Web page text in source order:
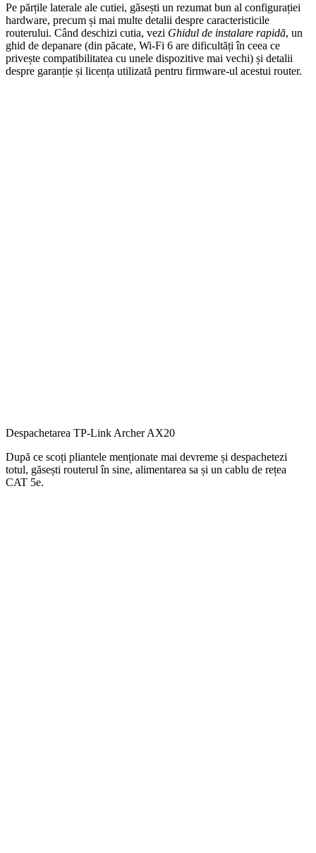
Pe părțile laterale ale cutiei, găsești un rezumat bun al configurației
hardware, precum și mai multe detalii despre caracteristicile
routerului. Când deschizi cutia, vezi Ghidul de instalare rapidă, un
ghid de depanare (din păcate, Wi-Fi 6 are dificultăți în ceea ce
privește compatibilitatea cu unele dispozitive mai vechi) și detalii
despre garanție și licența utilizată pentru firmware-ul acestui router.
Despachetarea TP-Link Archer AX20
După ce scoți pliantele menționate mai devreme și despachetezi
totul, găsești routerul în sine, alimentarea sa și un cablu de rețea
CAT 5e.